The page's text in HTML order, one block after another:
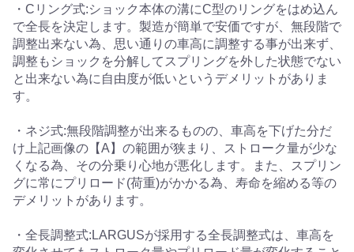
・Cリング式:ショック本体の溝にC型のリングをはめ込ん
で全長を決定します。製造が簡単で安価ですが、無段階で
調整出来ない為、思い通りの車高に調整する事が出来ず、
調整もショックを分解してスプリングを外した状態でない
と出来ない為に自由度が低いというデメリットがありま
す。
・ネジ式:無段階調整が出来るものの、車高を下げた分だ
け上記画像の【A】の範囲が狭まり、ストローク量が少な
くなる為、その分乗り心地が悪化します。また、スプリン
グに常にプリロード(荷重)がかかる為、寿命を縮める等の
デメリットがあります。
・全長調整式:LARGUSが採用する全長調整式は、車高を